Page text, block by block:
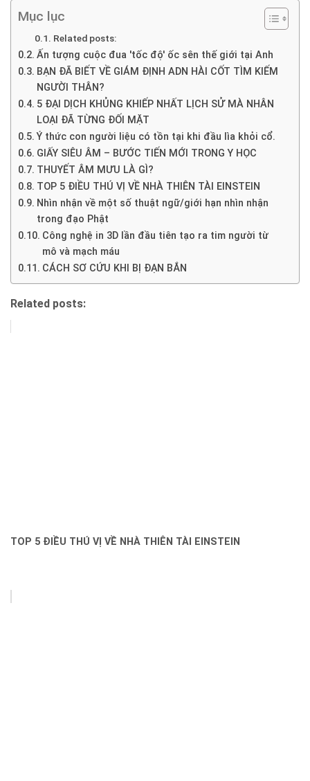
Mục lục
Related posts:
Ấn tượng cuộc đua 'tốc độ' ốc sên thế giới tại Anh
BẠN ĐÃ BIẾT VỀ GIÁM ĐỊNH ADN HÀI CỐT TÌM KIẾM
NGƯỜI THÂN?
5 ĐẠI DỊCH KHỦNG KHIẾP NHẤT LỊCH SỬ MÀ NHÂN
LOẠI ĐÃ TỪNG ĐỐI MẶT
Ý thức con người liệu có tồn tại khi đầu lìa khỏi cổ.
GIẤY SIÊU ÂM – BƯỚC TIẾN MỚI TRONG Y HỌC
THUYẾT ÂM MƯU LÀ GÌ?
TOP 5 ĐIỀU THÚ VỊ VỀ NHÀ THIÊN TÀI EINSTEIN
Nhìn nhận về một số thuật ngữ/giới hạn nhìn nhận
trong đạo Phật
Công nghệ in 3D lần đầu tiên tạo ra tim người từ
mô và mạch máu
CÁCH SƠ CỨU KHI BỊ ĐẠN BẮN
Related posts:
TOP 5 ĐIỀU THÚ VỊ VỀ NHÀ THIÊN TÀI EINSTEIN